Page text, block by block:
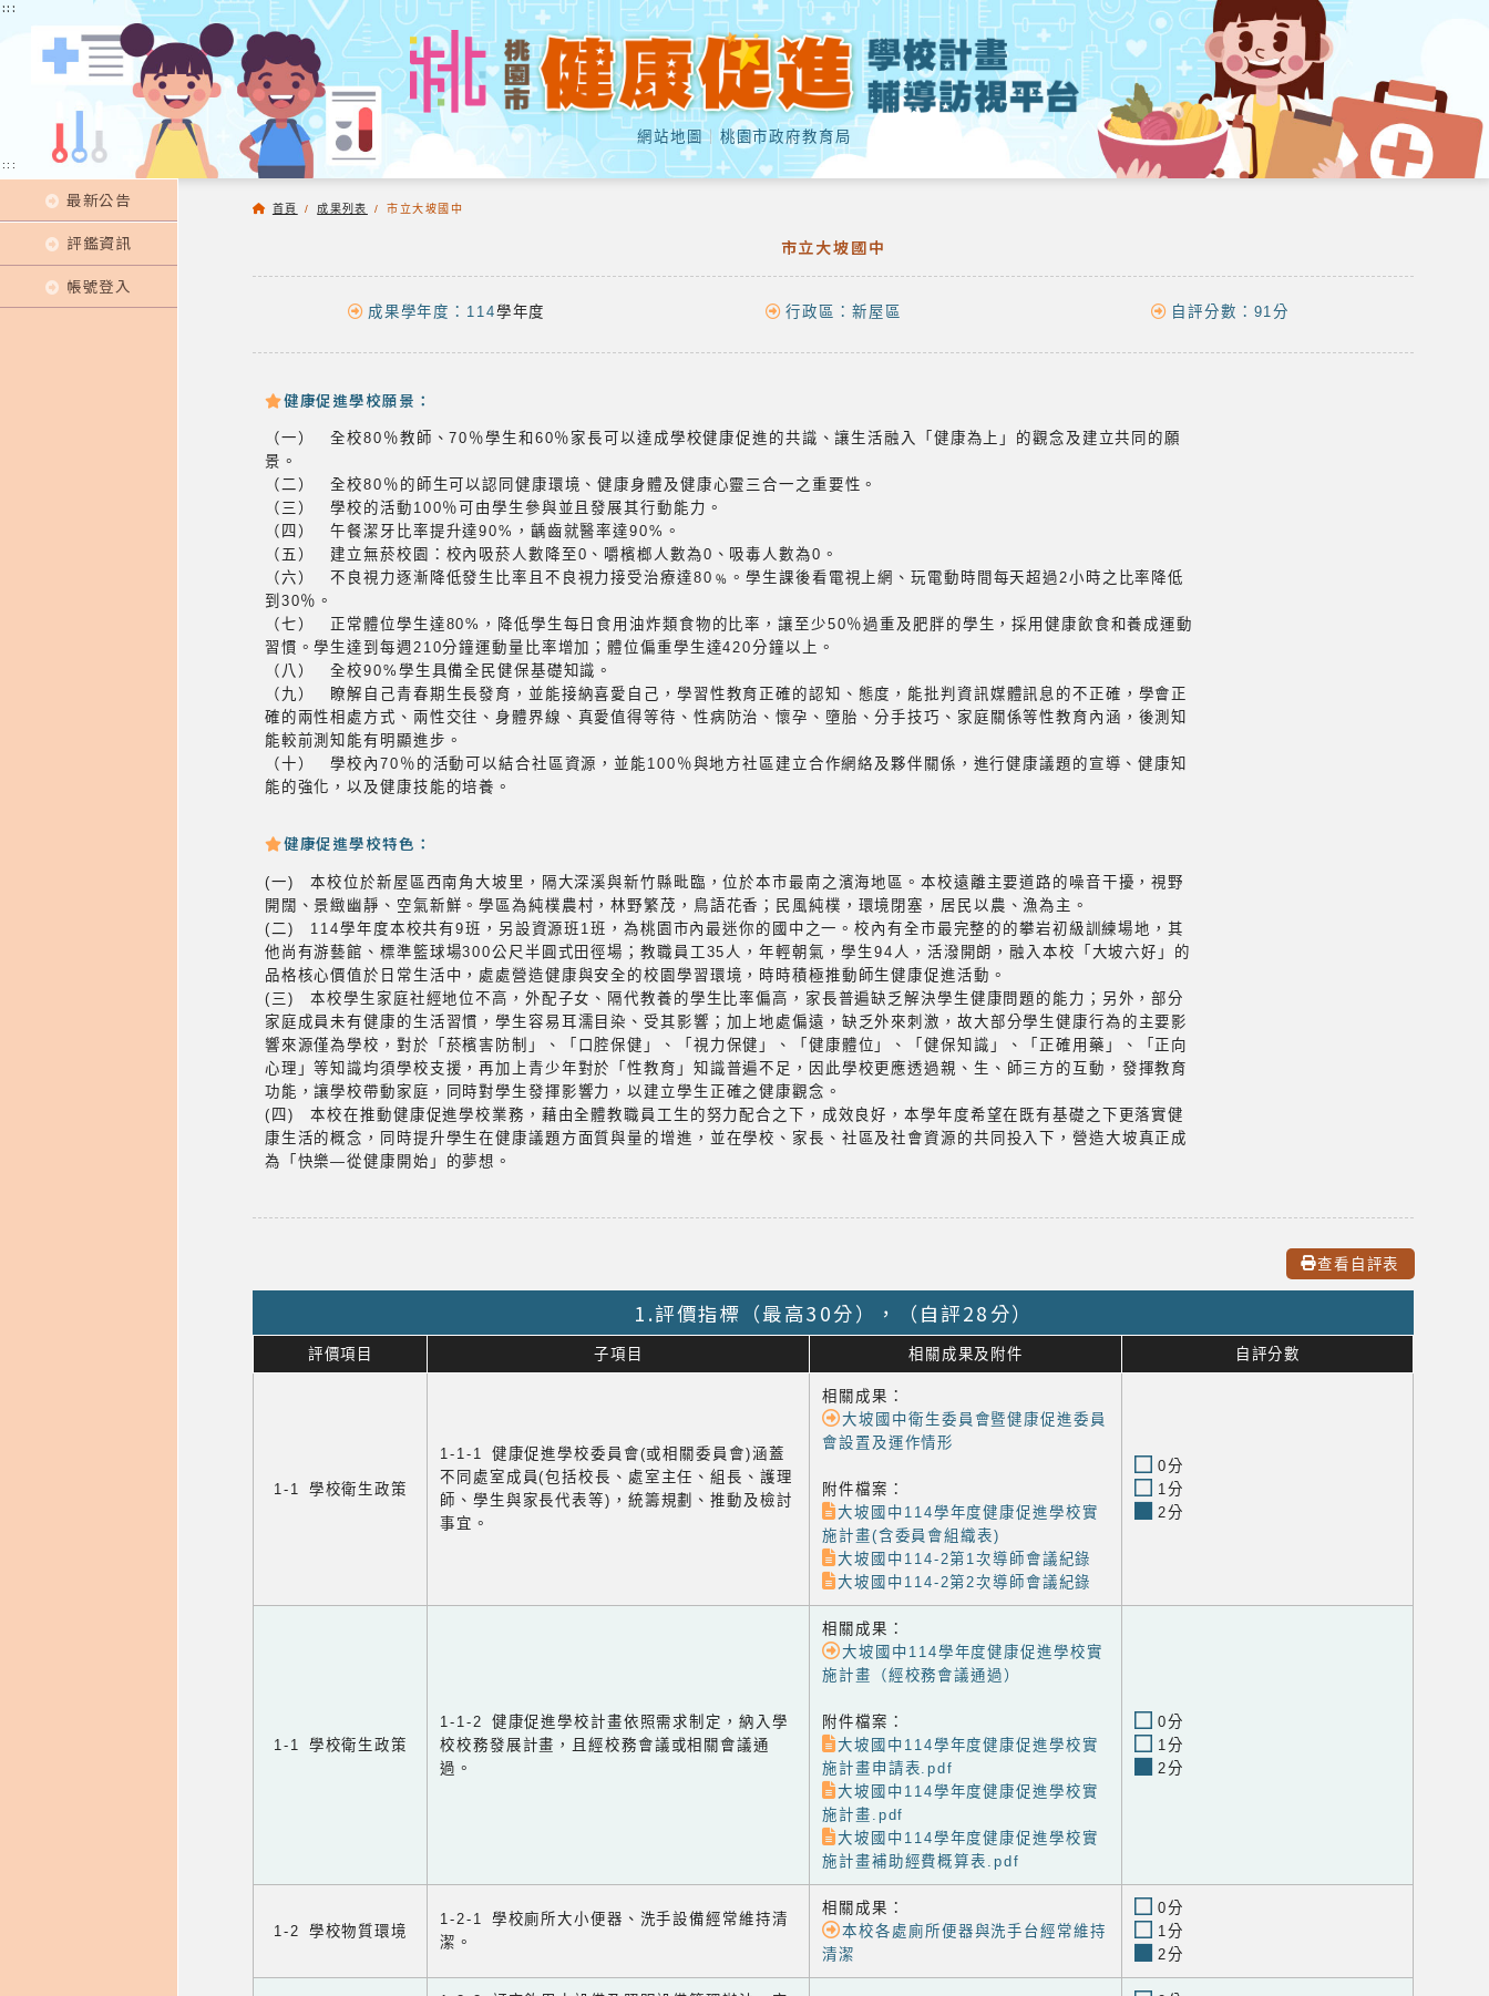
:::
網站地圖｜ 桃園市政府教育局
:::
最新公告
評鑑資訊
帳號登入
首頁 /成果列表 / 市立大坡國中
市立大坡國中
成果學年度：114學年度 行政區： 新屋區 自評分數： 91分
健康促進學校願景：
（一） 全校80％教師、70％學生和60％家長可以達成學校健康促進的共識、讓生活融入「健康為上」的觀念及建立共同的願
景。
（二） 全校80％的師生可以認同健康環境、健康身體及健康心靈三合一之重要性。
（三） 學校的活動100％可由學生參與並且發展其行動能力。
（四） 午餐潔牙比率提升達90%，齲齒就醫率達90%。
（五） 建立無菸校園：校內吸菸人數降至0、嚼檳榔人數為0、吸毒人數為0。
（六） 不良視力逐漸降低發生比率且不良視力接受治療達80﹪。學生課後看電視上網、玩電動時間每天超過2小時之比率降低
到30％。
（七） 正常體位學生達80%，降低學生每日食用油炸類食物的比率，讓至少50％過重及肥胖的學生，採用健康飲食和養成運動
習慣。學生達到每週210分鐘運動量比率增加；體位偏重學生達420分鐘以上。
（八） 全校90%學生具備全民健保基礎知識。
（九） 瞭解自己青春期生長發育，並能接納喜愛自己，學習性教育正確的認知、態度，能批判資訊媒體訊息的不正確，學會正
確的兩性相處方式、兩性交往、身體界線、真愛值得等待、性病防治、懷孕、墮胎、分手技巧、家庭關係等性教育內涵，後測知
能較前測知能有明顯進步。
（十） 學校內70％的活動可以結合社區資源，並能100％與地方社區建立合作網絡及夥伴關係，進行健康議題的宣導、健康知
能的強化，以及健康技能的培養。
健康促進學校特色：
(一) 本校位於新屋區西南角大坡里，隔大深溪與新竹縣毗臨，位於本市最南之濱海地區。本校遠離主要道路的噪音干擾，視野
開闊、景緻幽靜、空氣新鮮。學區為純樸農村，林野繁茂，鳥語花香；民風純樸，環境閉塞，居民以農、漁為主。
(二) 114學年度本校共有9班，另設資源班1班，為桃園市內最迷你的國中之一。校內有全市最完整的的攀岩初級訓練場地，其
他尚有游藝館、標準籃球場300公尺半圓式田徑場；教職員工35人，年輕朝氣，學生94人，活潑開朗，融入本校「大坡六好」的
品格核心價值於日常生活中，處處營造健康與安全的校園學習環境，時時積極推動師生健康促進活動。
(三) 本校學生家庭社經地位不高，外配子女、隔代教養的學生比率偏高，家長普遍缺乏解決學生健康問題的能力；另外，部分
家庭成員未有健康的生活習慣，學生容易耳濡目染、受其影響；加上地處偏遠，缺乏外來刺激，故大部分學生健康行為的主要影
響來源僅為學校，對於「菸檳害防制」、「口腔保健」、「視力保健」、「健康體位」、「健保知識」、「正確用藥」、「正向
心理」等知識均須學校支援，再加上青少年對於「性教育」知識普遍不足，因此學校更應透過親、生、師三方的互動，發揮教育
功能，讓學校帶動家庭，同時對學生發揮影響力，以建立學生正確之健康觀念。
(四) 本校在推動健康促進學校業務，藉由全體教職員工生的努力配合之下，成效良好，本學年度希望在既有基礎之下更落實健
康生活的概念，同時提升學生在健康議題方面質與量的增進，並在學校、家長、社區及社會資源的共同投入下，營造大坡真正成
為「快樂—從健康開始」的夢想。
查看自評表
1.評價指標（最高30分），（自評28分）
評價項目 子項目 相關成果及附件 自評分數
1-1 學校衛生政策
1-1-1 健康促進學校委員會(或相關委員會)涵蓋
不同處室成員(包括校長、處室主任、組長、護理
師、學生與家長代表等)，統籌規劃、推動及檢討
事宜。
相關成果：
大坡國中衛生委員會暨健康促進委員
會設置及運作情形
附件檔案：
大坡國中114學年度健康促進學校實
施計畫(含委員會組織表)
大坡國中114-2第1次導師會議紀錄
大坡國中114-2第2次導師會議紀錄
0分
1分
2分
1-1 學校衛生政策
1-1-2 健康促進學校計畫依照需求制定，納入學
校校務發展計畫，且經校務會議或相關會議通
過。
相關成果：
大坡國中114學年度健康促進學校實
施計畫（經校務會議通過）
附件檔案：
大坡國中114學年度健康促進學校實
施計畫申請表.pdf
大坡國中114學年度健康促進學校實
施計畫.pdf
大坡國中114學年度健康促進學校實
施計畫補助經費概算表.pdf
0分
1分
2分
1-2 學校物質環境
1-2-1 學校廁所大小便器、洗手設備經常維持清
潔。
相關成果：
本校各處廁所便器與洗手台經常維持
清潔
0分
1分
2分
:::